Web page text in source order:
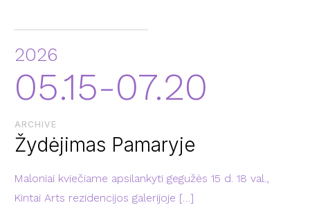
2026
05.15-07.20
ARCHIVE
Žydėjimas Pamaryje
Maloniai kviečiame apsilankyti gegužės 15 d. 18 val.,
Kintai Arts rezidencijos galerijoje […]